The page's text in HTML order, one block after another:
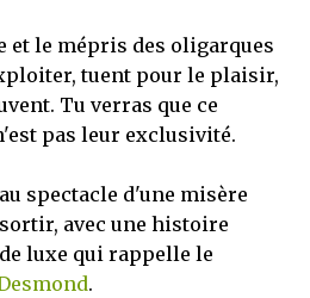
et le mépris des oligarques
tuent pour le plaisir,
Tu verras que ce
pas leur exclusivité.
spectacle d'une misère
avec une histoire
luxe qui rappelle le
.